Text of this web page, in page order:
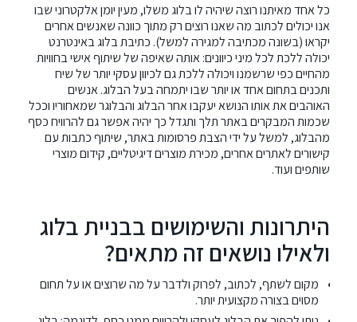
כל אחד מאיתנו רוצה שיהיה לו בלוג משלו, מעין יומן אלקטרוני שבו
אנו יכולים לכתוב מה שאנו רוצים רק מתוך כוונה שאנשים אחרים
יקראו (בשונה מכתיבה למגירה למשל). כתיבת בלוג באינטרנט
יכולה ללכת לכל מיני כיוונים: אותה שאיפה של שיתוף אישי בחוויות
מהחיים כפי שרשמנו ויכולה ללכת גם לכיוון עסקי יותר של שיח
ותכנים בתחום אחד או יותר שבו יתמחה בעל הבלוג. אנשים
האוהבים את אותו הנושא יעקבו אחר הבלוג והבלוגר שמאחוריו וככל
שכמות המבקרים באתר תלך ותגדל כך יהיה אפשר גם להרוויח כסף
מהבלוג, למשל על ידי הצבת פרסומות באתר, שיתוף כתבות עם
קישורים לאתרים אחרים, מכירת מוצרים דיגיטליים, קידום מוצרי
שותפים ועוד.
היתרונות והשימושים בבניית בלוג
ולאילו נושאים זה מתאים?
מקום לשתף, לכתוב, לפרוק ולדבר על מה שרוצים או על תחום
מסוים בצורה מקצועית יותר.